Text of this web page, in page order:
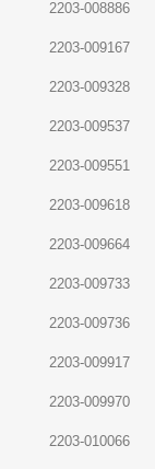
2203-008886
2203-009167
2203-009328
2203-009537
2203-009551
2203-009618
2203-009664
2203-009733
2203-009736
2203-009917
2203-009970
2203-010066